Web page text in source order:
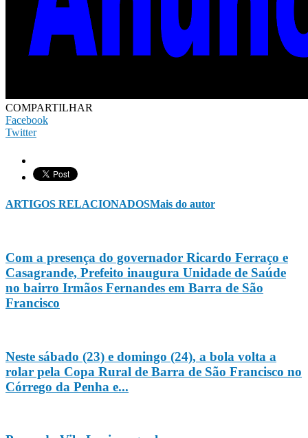
COMPARTILHAR
Facebook
Twitter
ARTIGOS RELACIONADOSMais do autor
Com a presença do governador Ricardo Ferraço e
Casagrande, Prefeito inaugura Unidade de Saúde
no bairro Irmãos Fernandes em Barra de São
Francisco
Neste sábado (23) e domingo (24), a bola volta a
rolar pela Copa Rural de Barra de São Francisco no
Córrego da Penha e...